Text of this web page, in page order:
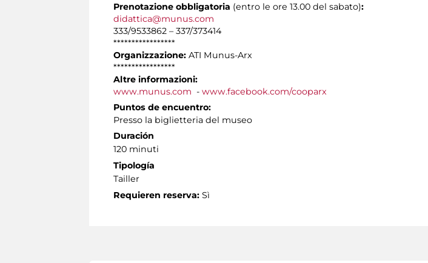
Prenotazione obbligatoria (entro le ore 13.00 del sabato):
didattica@munus.com
333/9533862 – 337/373414
*****************
Organizzazione: ATI Munus-Arx
*****************
Altre informazioni:
www.munus.com - www.facebook.com/cooparx
Puntos de encuentro:
Presso la biglietteria del museo
Duración
120 minuti
Tipología
Tailler
Requieren reserva: Sì